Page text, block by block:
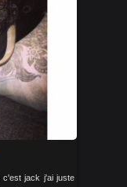
c'est jack j'ai juste